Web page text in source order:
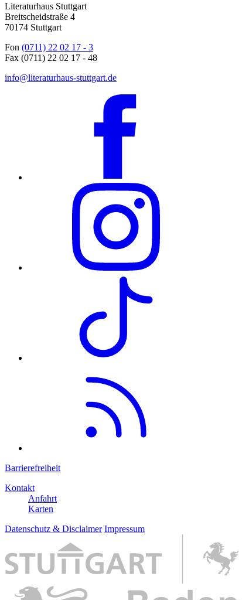
Literaturhaus Stuttgart
Breitscheidstraße 4
70174 Stuttgart
Fon (0711) 22 02 17 - 3
Fax (0711) 22 02 17 - 48
info@literaturhaus-stuttgart.de
Barrierefreiheit
Kontakt
Anfahrt
Karten
Datenschutz & Disclaimer Impressum